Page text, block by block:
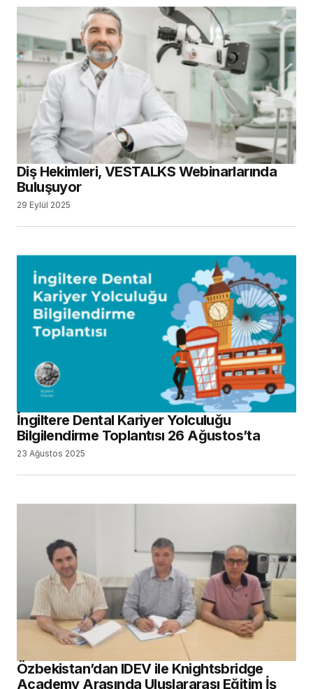
Diş Hekimleri, VESTALKS Webinarlarında
Buluşuyor
29 Eylül 2025
İngiltere Dental Kariyer Yolculuğu
Bilgilendirme Toplantısı 26 Ağustos’ta
23 Ağustos 2025
Özbekistan’dan IDEV ile Knightsbridge
Academy Arasında Uluslararası Eğitim İş